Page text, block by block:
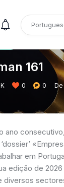
161
0 0 De
ano
em
edição de
diversos